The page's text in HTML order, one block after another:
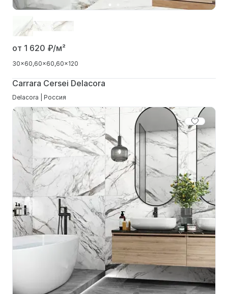
от 1 620 ₽/м²
30x60 60x60 60x120
Carrara Cersei Delacora
Delacora | Россия